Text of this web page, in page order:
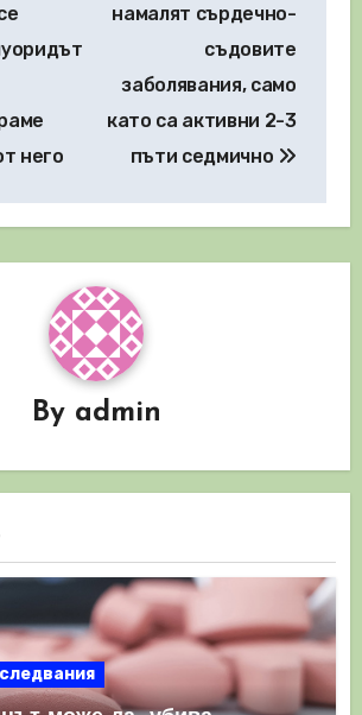
него
намалят сърдечно-
съдовите
заболявания, само
като са активни 2-3
пъти седмично
By admin